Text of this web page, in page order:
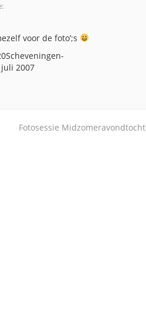
voor de foto’;s
2007
Fotosessie Midzomeravondtocht